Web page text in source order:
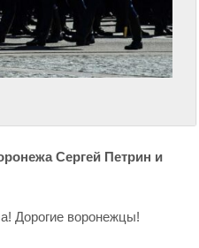
Сергей Петрин и
Дорогие воронежцы!